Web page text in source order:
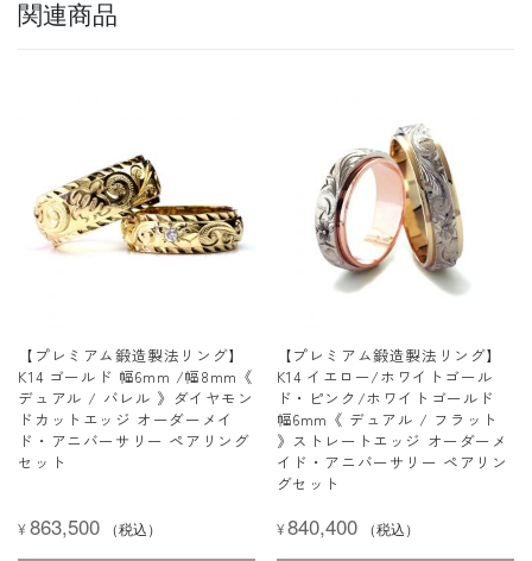
関連商品
【プレミアム鍛造製法リング】
K14 ゴールド 幅6mm /幅8mm《
デュアル / バレル 》ダイヤモン
ドカットエッジ オーダーメイ
ド・アニバーサリー ペアリング
セット
¥863,500 （税込）
【プレミアム鍛造製法リング】
K14 イエロー/ホワイトゴール
ド・ピンク/ホワイトゴールド
幅6mm《 デュアル / フラット
》ストレートエッジ オーダーメ
イド・アニバーサリー ペアリン
グセット
¥840,400 （税込）